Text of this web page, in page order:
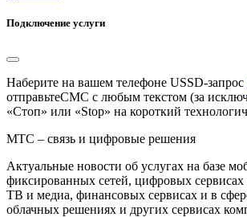
Подключение услуги
Наберите на вашем телефоне USSD-запрос
отправьтеСМС с любым текстом (за
«Стоп» или «Stop» на короткий
МТС – связь и цифровые решения
Актуальные новости об услугах на базе
фиксированных сетей, цифровых
ТВ и медиа, финансовых сервисах и в
облачных решениях и других сервисах